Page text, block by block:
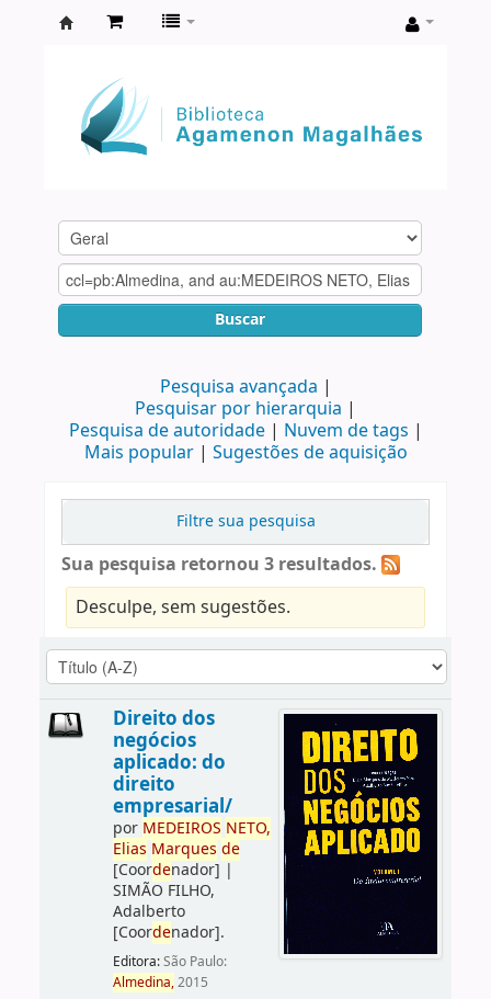
Agamenon
Magalhães
Buscar
Pesquisa avançada
Pesquisar por hierarquia
Pesquisa de autoridade
Nuvem de tags
Mais popular
Sugestões de aquisição
Filtre sua pesquisa
Sua pesquisa retornou 3 resultados.
Desculpe, sem sugestões.
Direito dos
negócios
aplicado: do
direito
empresarial/
por MEDEIROS NETO,
Elias Marques de
[Coordenador] |
SIMÃO FILHO,
Adalberto
[Coordenador].
Editora:São Paulo:
Almedina,2015